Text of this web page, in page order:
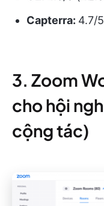
Capterra: 4.7/
3. Zoom
cho hội
cộng tác)